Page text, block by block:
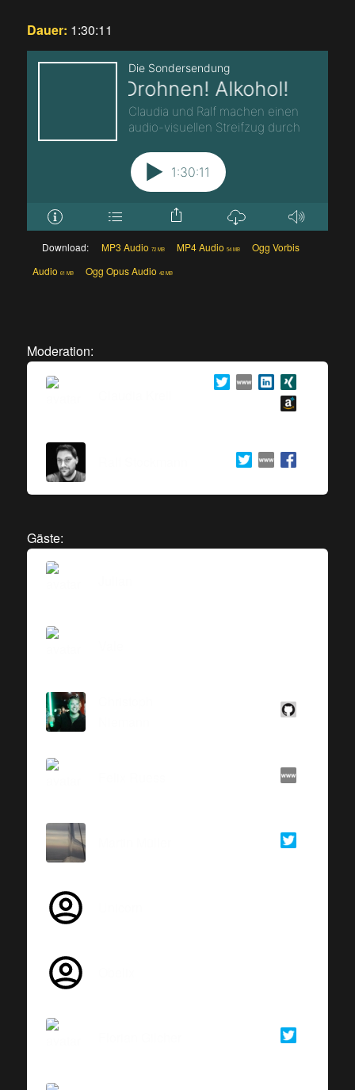
Dauer: 1:30:11
Download: MP3 Audio 72 MB MP4 Audio 54 MB
Ogg Vorbis
Audio 61 MB Ogg Opus Audio 42 MB
Moderation:
Gäste: